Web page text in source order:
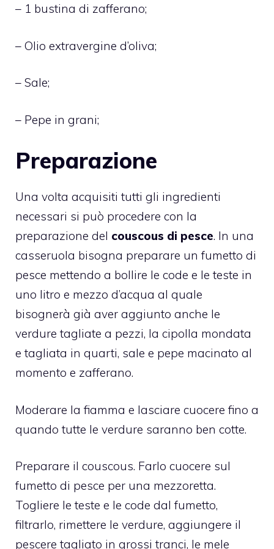
– 1 bustina di zafferano;
– Olio extravergine d’oliva;
– Sale;
– Pepe in grani;
Preparazione
Una volta acquisiti tutti gli ingredienti
necessari si può procedere con la
preparazione del couscous di pesce. In una
casseruola bisogna preparare un fumetto di
pesce mettendo a bollire le code e le teste in
uno litro e mezzo d’acqua al quale
bisognerà già aver aggiunto anche le
verdure tagliate a pezzi, la cipolla mondata
e tagliata in quarti, sale e pepe macinato al
momento e zafferano.
Moderare la fiamma e lasciare cuocere fino a
quando tutte le verdure saranno ben cotte.
Preparare il couscous. Farlo cuocere sul
fumetto di pesce per una mezzoretta.
Togliere le teste e le code dal fumetto,
filtrarlo, rimettere le verdure, aggiungere il
pescere tagliato in grossi tranci, le mele